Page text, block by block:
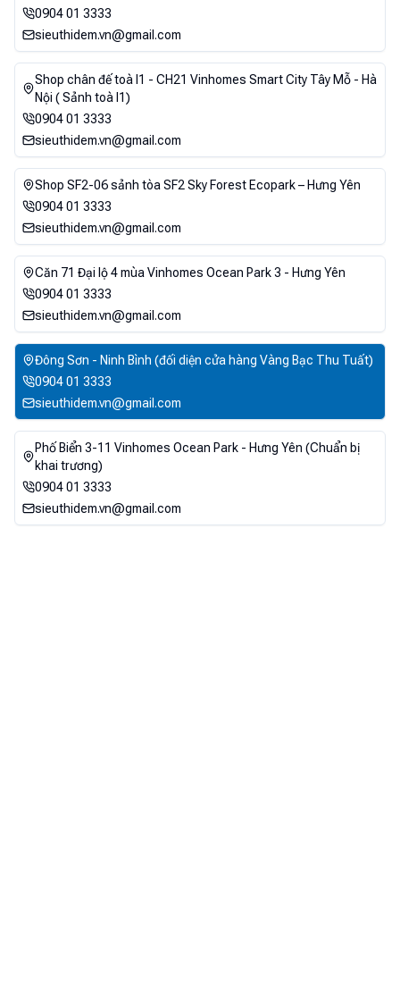
0904 01 3333
sieuthidem.vn@gmail.com
Shop chân đế toà I1 - CH21 Vinhomes Smart City Tây Mỗ - Hà
Nội ( Sảnh toà I1)
0904 01 3333
sieuthidem.vn@gmail.com
Shop SF2-06 sảnh tòa SF2 Sky Forest Ecopark – Hưng Yên
0904 01 3333
sieuthidem.vn@gmail.com
Căn 71 Đại lộ 4 mùa Vinhomes Ocean Park 3 - Hưng Yên
0904 01 3333
sieuthidem.vn@gmail.com
Đông Sơn - Ninh Bình (đối diện cửa hàng Vàng Bạc Thu Tuất)
0904 01 3333
sieuthidem.vn@gmail.com
Phố Biển 3-11 Vinhomes Ocean Park - Hưng Yên (Chuẩn bị
khai trương)
0904 01 3333
sieuthidem.vn@gmail.com